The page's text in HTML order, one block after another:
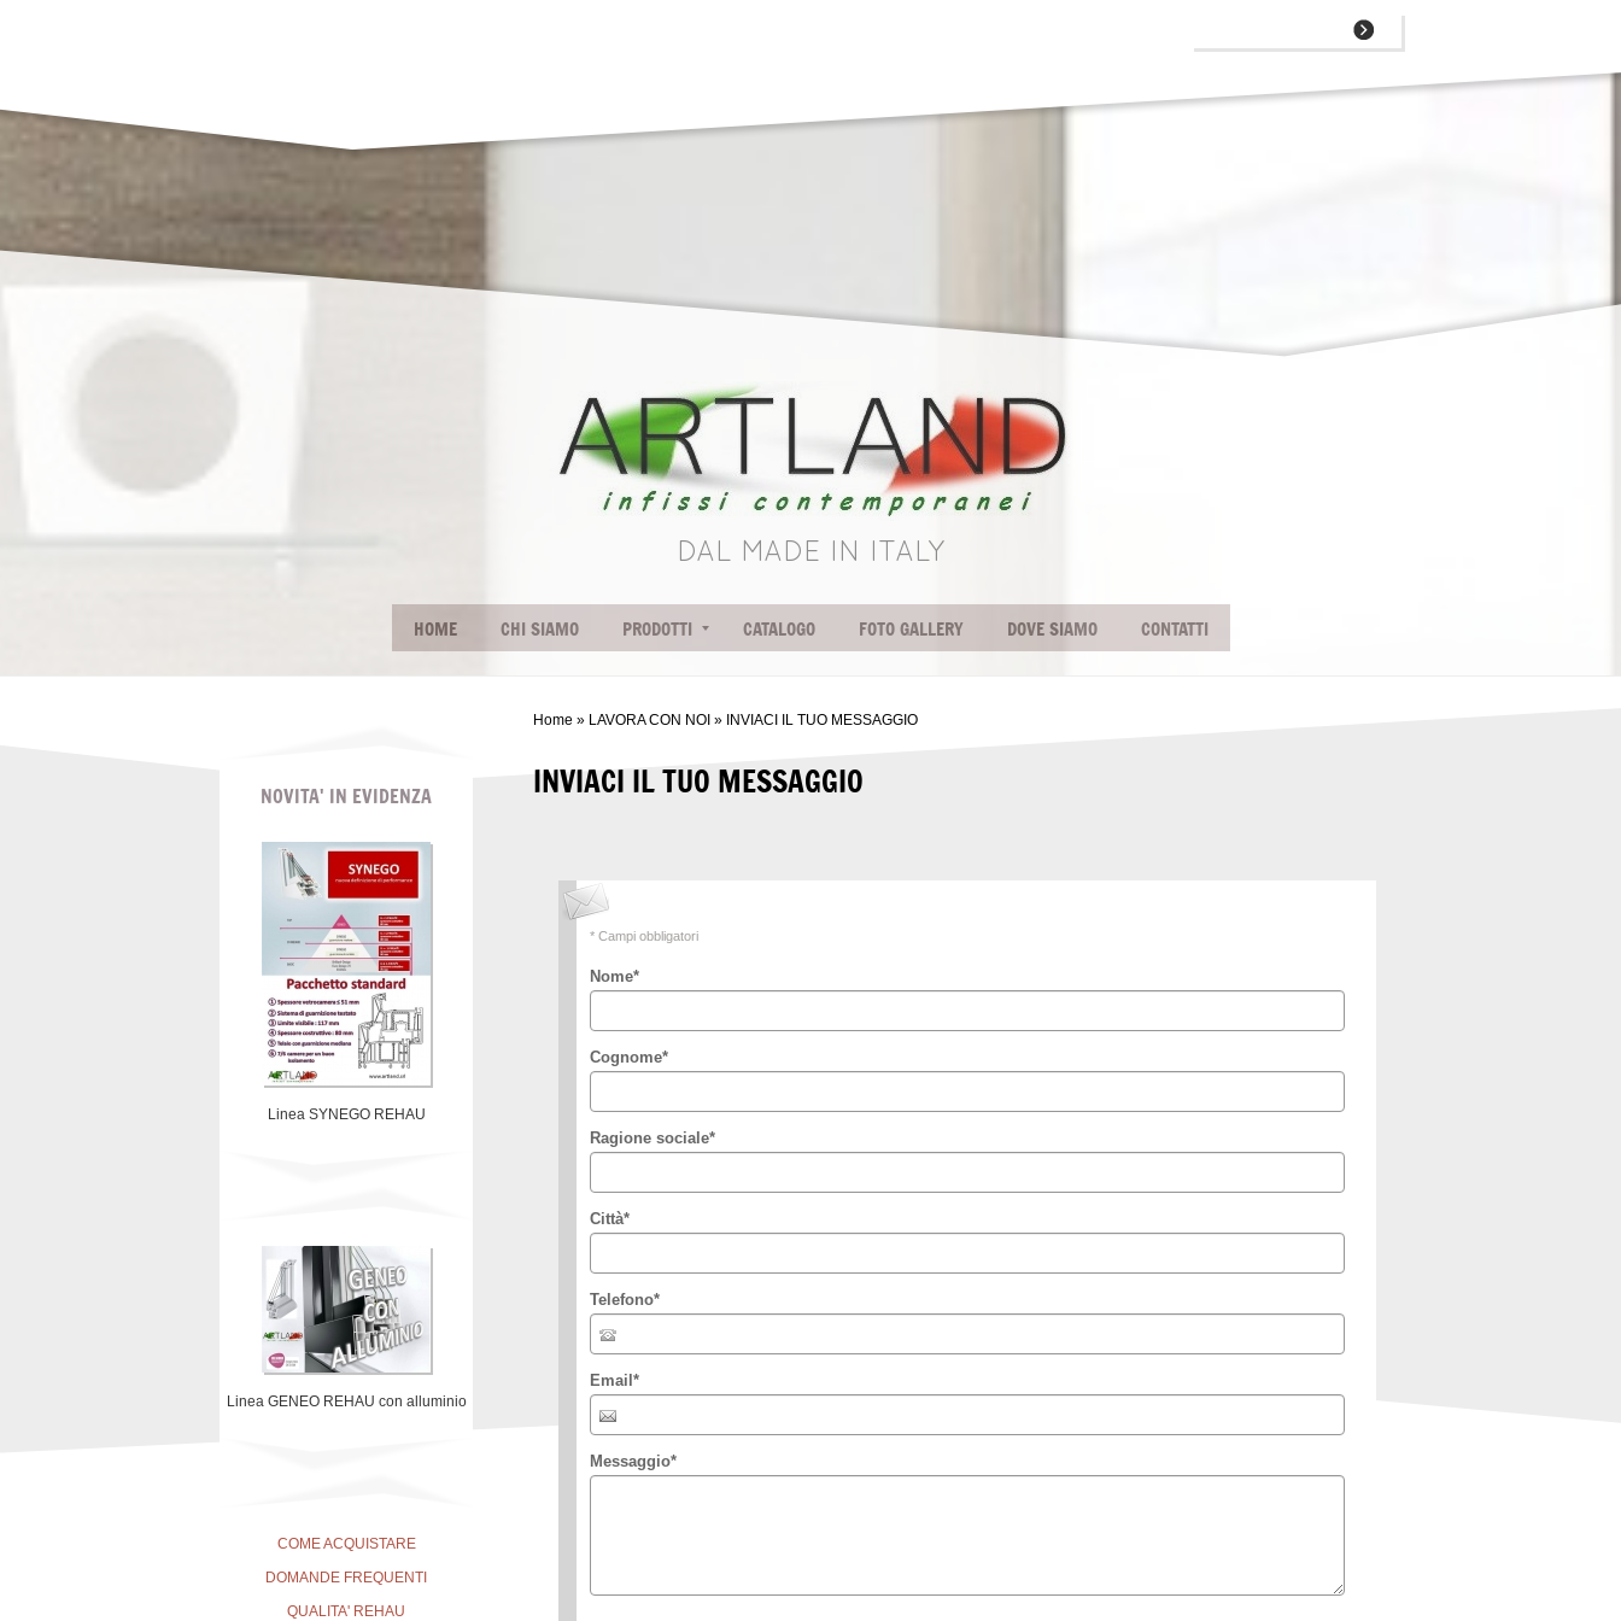
DAL MADE IN ITALY
HOME CHI SIAMO PRODOTTI CATALOGO FOTO GALLERY DOVE SIAMO CONTATTI
Home » LAVORA CON NOI » INVIACI IL TUO MESSAGGIO
INVIACI IL TUO MESSAGGIO
* Campi obbligatori
Nome*
Cognome*
Ragione sociale*
Città*
Telefono*
Email *
Messaggio*
NOVITA' IN EVIDENZA
Linea SYNEGO REHAU
Linea GENEO REHAU con alluminio
COME ACQUISTARE
DOMANDE FREQUENTI
QUALITA' REHAU